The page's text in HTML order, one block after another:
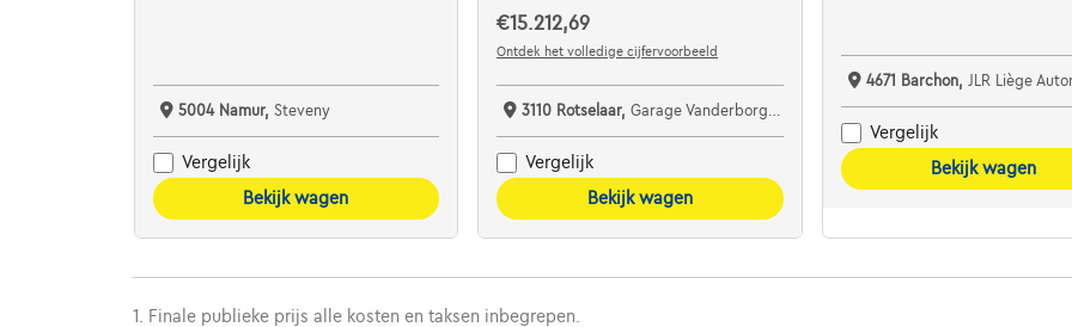
5004 Namur, Steveny
Vergelijk
Bekijk wagen
€15.212,69
Ontdek het volledige cijfervoorbeeld
3110 Rotselaar,Garage Vanderborght Rotselaar
Vergelijk
Bekijk wagen
4671 Barchon, JLR Liège
Vergelijk
Bekijk wagen
1. Finale publieke prijs alle kosten en taksen inbegrepen.